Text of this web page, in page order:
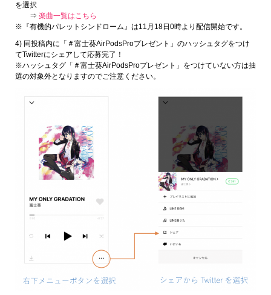
を選択
⇒ 楽曲一覧はこちら
※『有機的パレットシンドローム』は11月18日0時より配信開始です。
4) 同投稿内に「＃富士葵AirPodsProプレゼント」のハッシュタグをつけ
てTwitterにシェアして応募完了！
※ハッシュタグ「＃富士葵AirPodsProプレゼント」をつけていない方は抽
選の対象外となりますのでご注意ください。